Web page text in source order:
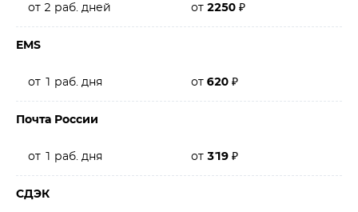
от 2 раб. дней от 2250 ₽
EMS
от 1 раб. дня от 620 ₽
Почта России
от 1 раб. дня от 319 ₽
СДЭК